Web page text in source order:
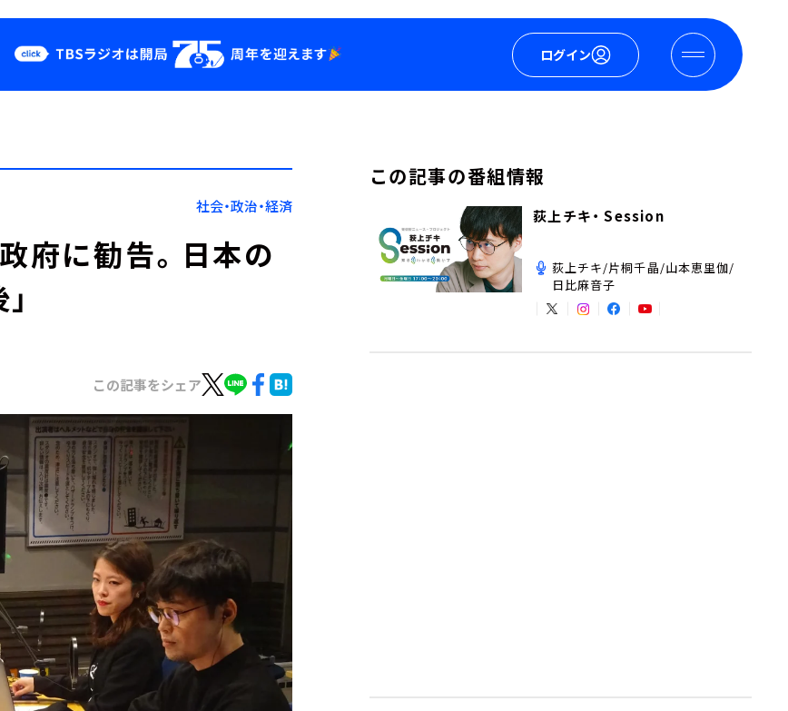
ログイン
YouTube
会社情報社会・政治・経済
府に勧告。日本の
この記事をシェア
この記事の番組情報
荻上チキ・ Session
荻上チキ/片桐千晶/山本恵里伽/
日比麻音子